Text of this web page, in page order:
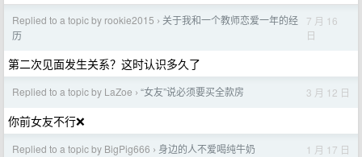
Replied to a topic by rookie2015 › 关于我和一个教师恋爱一年的经
历
7 月 16
日
第二次见面发生关系？这时认识多久了
Replied to a topic by LaZoe › “女友”说必须要买全款房 3 月 12 日
你前女友不行❌
Replied to a topic by BigPig666 › 身边的人不爱喝纯牛奶 1 月 17 日